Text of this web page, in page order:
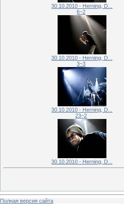
30.10.2010 - Herning, D...
6~2
30.10.2010 - Herning, D...
3~3
30.10.2010 - Herning, D...
23~2
30.10.2010 - Herning, D...
Полная версия сайта